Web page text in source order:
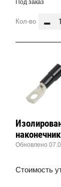
Под заказ
Кол-во -
Обновлено
Стоимость